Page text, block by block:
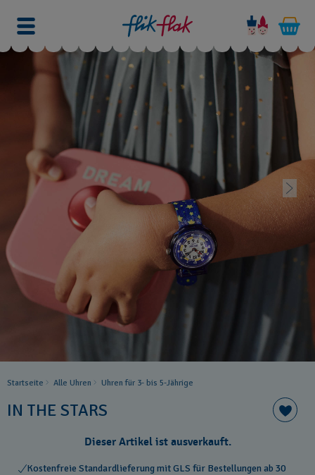
Startseite Alle Uhren Uhren für 3- bis 5-Jährige
IN THE STARS
Dieser Artikel ist ausverkauft.
Kostenfreie Standardlieferung mit GLS für Bestellungen ab 30